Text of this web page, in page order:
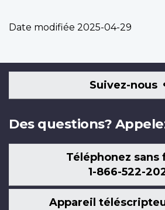
Date modifiée 2025-04-29
Suivez-nous
Des questions?
Téléphonez sans
1-866-522-
Appareil